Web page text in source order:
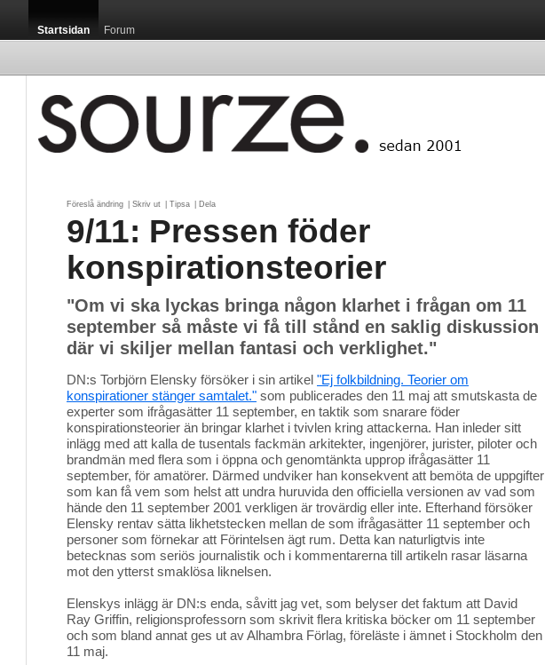
Startsidan Forum
Föreslå ändring Skriv ut Tipsa Dela
9/11: Pressen föder
konspirationsteorier
"Om vi ska lyckas bringa någon klarhet i frågan om 11
september så måste vi få till stånd en saklig diskussion
där vi skiljer mellan fantasi och verklighet."
DN:s Torbjörn Elensky försöker i sin artikel "Ej folkbildning. Teorier om
konspirationer stänger samtalet." som publicerades den 11 maj att smutskasta de
experter som ifrågasätter 11 september, en taktik som snarare föder
konspirationsteorier än bringar klarhet i tvivlen kring attackerna. Han inleder sitt
inlägg med att kalla de tusentals fackmän arkitekter, ingenjörer, jurister, piloter och
brandmän med flera som i öppna och genomtänkta upprop ifrågasätter 11
september, för amatörer. Därmed undviker han konsekvent att bemöta de uppgifter
som kan få vem som helst att undra huruvida den officiella versionen av vad som
hände den 11 september 2001 verkligen är trovärdig eller inte. Efterhand försöker
Elensky rentav sätta likhetstecken mellan de som ifrågasätter 11 september och
personer som förnekar att Förintelsen ägt rum. Detta kan naturligtvis inte
betecknas som seriös journalistik och i kommentarerna till artikeln rasar läsarna
mot den ytterst smaklösa liknelsen.
Elenskys inlägg är DN:s enda, såvitt jag vet, som belyser det faktum att David
Ray Griffin, religionsprofessorn som skrivit flera kritiska böcker om 11 september
och som bland annat ges ut av Alhambra Förlag, föreläste i ämnet i Stockholm den
11 maj.